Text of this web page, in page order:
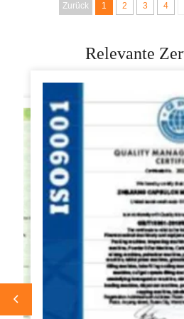
Zurück 1 2 3 4
Relevante